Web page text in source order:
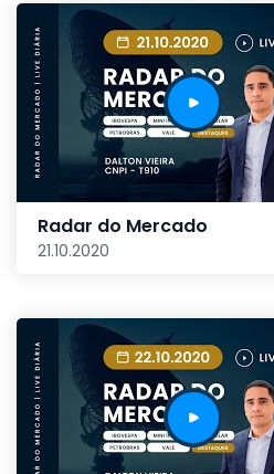
Radar do Mercado
21.10.2020